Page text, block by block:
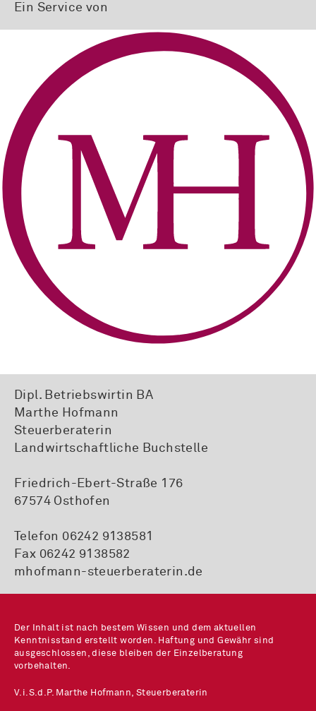
Ein Service von
Dipl. Betriebswirtin BA
Marthe Hofmann
Steuerberaterin
Landwirtschaftliche Buchstelle
Friedrich-Ebert-Straße 176
67574 Osthofen
Telefon 06242 9138581
Fax 06242 9138582
mhofmann-steuerberaterin.de
Der Inhalt ist nach bestem Wissen und dem aktuellen
Kenntnisstand erstellt worden. Haftung und Gewähr sind
ausgeschlossen, diese bleiben der Einzelberatung
vorbehalten.
V.i.S.d.P. Marthe Hofmann, Steuerberaterin